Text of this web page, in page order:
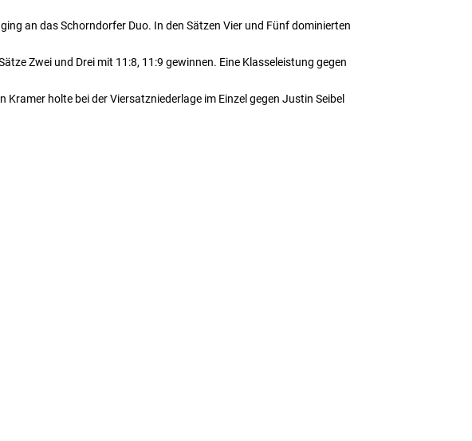
an das Schorndorfer Duo. In den Sätzen Vier und Fünf dominierten
Zwei und Drei mit 11:8, 11:9 gewinnen. Eine Klasseleistung gegen
holte bei der Viersatzniederlage im Einzel gegen Justin Seibel